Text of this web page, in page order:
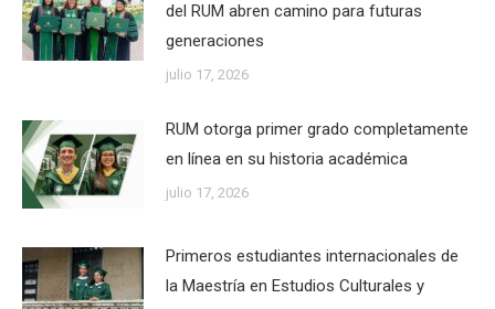
del RUM abren camino para futuras
generaciones
julio 17, 2026
RUM otorga primer grado completamente
en línea en su historia académica
julio 17, 2026
Primeros estudiantes internacionales de
la Maestría en Estudios Culturales y